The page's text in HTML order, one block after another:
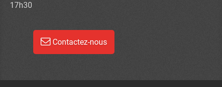
17h30
Contactez-nous